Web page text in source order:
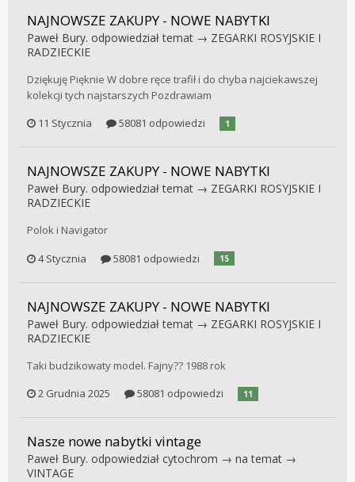
NAJNOWSZE ZAKUPY - NOWE NABYTKI
Paweł Bury. odpowiedział temat → ZEGARKI ROSYJSKIE I
RADZIECKIE
Dziękuję Pięknie W dobre ręce trafił i do chyba najciekawszej
kolekcji tych najstarszych Pozdrawiam
11 Stycznia
58081 odpowiedzi 1
NAJNOWSZE ZAKUPY - NOWE NABYTKI
Paweł Bury. odpowiedział temat → ZEGARKI ROSYJSKIE I
RADZIECKIE
Polok i Navigator
4 Stycznia
58081 odpowiedzi 15
NAJNOWSZE ZAKUPY - NOWE NABYTKI
Paweł Bury. odpowiedział temat → ZEGARKI ROSYJSKIE I
RADZIECKIE
Taki budzikowaty model. Fajny?? 1988 rok
2 Grudnia 2025
58081 odpowiedzi 11
Nasze nowe nabytki vintage
Paweł Bury. odpowiedział cytochrom → na temat →
VINTAGE